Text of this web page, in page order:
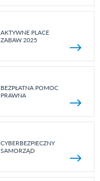
AKTYWNE PLACE
ZABAW 2025
BEZPŁATNA POMOC
PRAWNA
CYBERBEZPIECZNY
SAMORZĄD